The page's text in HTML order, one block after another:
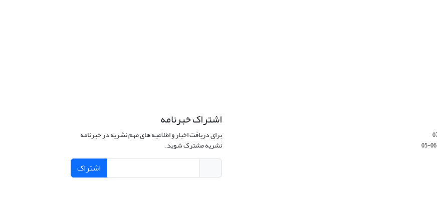
اشتراک خبرنامه
برای دریافت اخبار و اطلاعیه های مهم نشریه در خبرنامه
نشریه مشترک شوید.
اشتراک